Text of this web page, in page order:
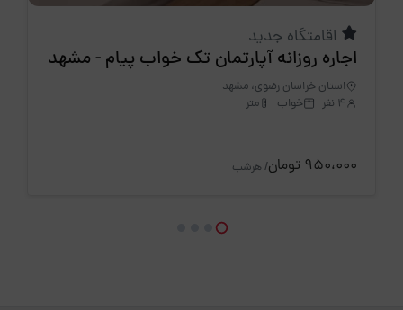
اقامتگاه جدید
اجاره روزانه آپارتمان تک خواب پیام - مشهد
استان خراسان رضوی، مشهد
4 نفر
خواب متر
950،000 تومان / هرشب